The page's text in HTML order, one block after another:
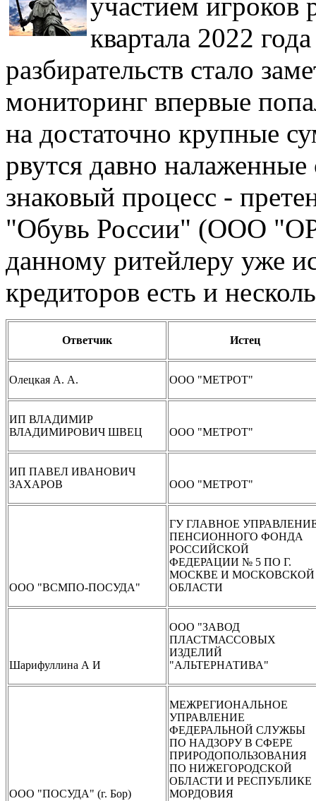
участием игроков
квартала 2022
разбирательств стало
мониторинг впервые
на достаточно крупные
рвутся давно
знаковый процесс -
"Обувь России" (ООО
данному ритейлеру уже
кредиторов есть и
Ответчик Истец
Олецкая А. А. ООО "МЕТРОТ"
ИП ВЛАДИМИР
ВЛАДИМИРОВИЧ ШВЕЦ
ООО "МЕТРОТ"
ИП ПАВЕЛ ИВАНОВИЧ
ЗАХАРОВ
ООО "МЕТРОТ"
ООО "ВСМПО-ПОСУДА"
ГУ ГЛАВНОЕ
ПЕНСИОННОГО ФОНДА
РОССИЙСКОЙ
ФЕДЕРАЦИИ № 5 ПО Г.
МОСКВЕ И МОСКОВСКОЙ
ОБЛАСТИ
Шарифуллина А И
ООО "ЗАВОД
ПЛАСТМАССОВЫХ
ИЗДЕЛИЙ
"АЛЬТЕРНАТИВА"
ООО "ПОСУДА" (г. Бор)
МЕЖРЕГИОНАЛЬНОЕ
УПРАВЛЕНИЕ
ФЕДЕРАЛЬНОЙ СЛУЖБЫ
ПО НАДЗОРУ В СФЕРЕ
ПРИРОДОПОЛЬЗОВАНИЯ
ПО НИЖЕГОРОДСКОЙ
ОБЛАСТИ И РЕСПУБЛИКЕ
МОРДОВИЯ